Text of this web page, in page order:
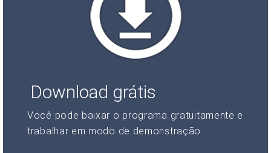
Download grátis
Você pode baixar o programa gratuitamente e
trabalhar em modo de demonstração